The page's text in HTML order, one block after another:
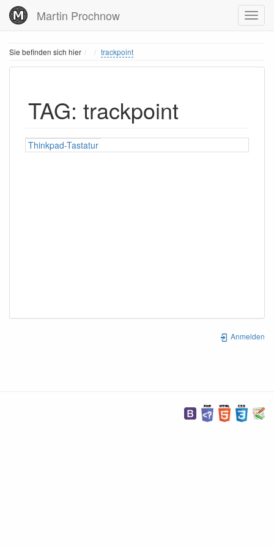
Martin Prochnow
Sie befinden sich hier Home
trackpoint
TAG: trackpoint
Thinkpad-Tastatur
Anmelden